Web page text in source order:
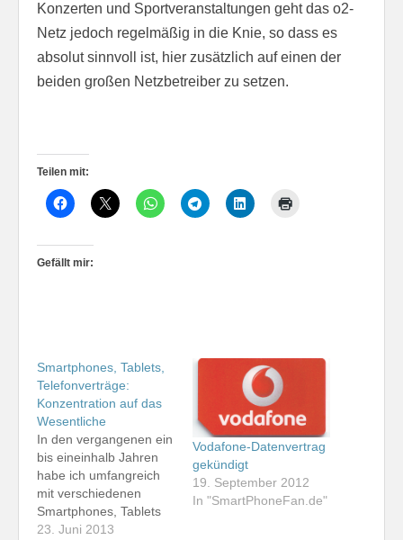
Konzerten und Sportveranstaltungen geht das o2-
Netz jedoch regelmäßig in die Knie, so dass es
absolut sinnvoll ist, hier zusätzlich auf einen der
beiden großen Netzbetreiber zu setzen.
Teilen mit:
Gefällt mir:
Smartphones, Tablets,
Telefonverträge:
Konzentration auf das
Wesentliche
In den vergangenen ein
bis eineinhalb Jahren
habe ich umfangreich
mit verschiedenen
Smartphones, Tablets
und Tarifen
23. Juni 2013
Vodafone-Datenvertrag
gekündigt
19. September 2012
In "SmartPhoneFan.de"